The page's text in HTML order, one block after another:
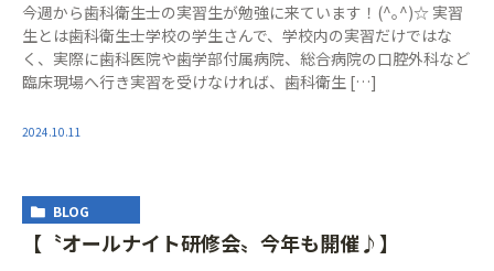
今週から歯科衛生士の実習生が勉強に来ています！(^｡^)☆ 実習
生とは歯科衛生士学校の学生さんで、学校内の実習だけではな
く、実際に歯科医院や歯学部付属病院、総合病院の口腔外科など
臨床現場へ行き実習を受けなければ、歯科衛生 […]
2024.10.11
BLOG
【〝オールナイト研修会〟今年も開催♪】